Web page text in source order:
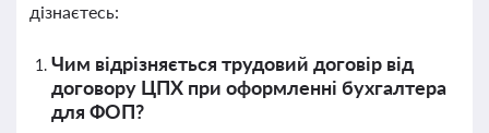
дізнаєтесь:
Чим відрізняється трудовий договір від
договору ЦПХ при оформленні бухгалтера
для ФОП?